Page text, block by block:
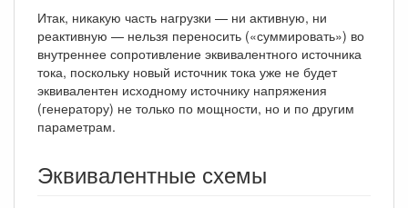
Итак, никакую часть нагрузки — ни активную, ни
реактивную — нельзя переносить («суммировать») во
внутреннее сопротивление эквивалентного источника
тока, поскольку новый источник тока уже не будет
эквивалентен исходному источнику напряжения
(генератору) не только по мощности, но и по другим
параметрам.
Эквивалентные схемы